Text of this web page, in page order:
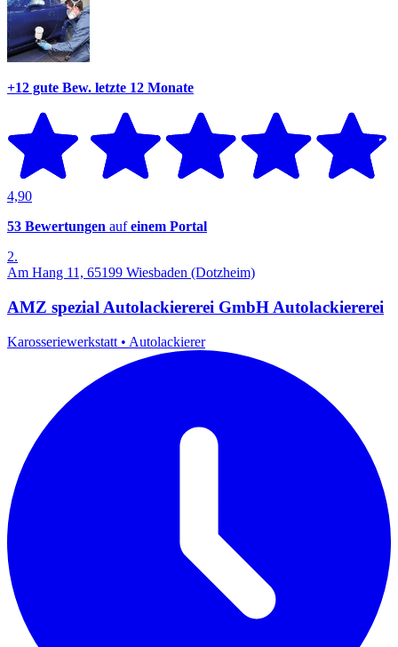
+12 gute Bew. letzte 12 Monate
4,90
53 Bewertungen aufeinem Portal
2.
Am Hang 11, 65199 Wiesbaden (Dotzheim)
AMZ spezial Autolackiererei GmbH Autolackiererei
Karosseriewerkstatt • Autolackierer